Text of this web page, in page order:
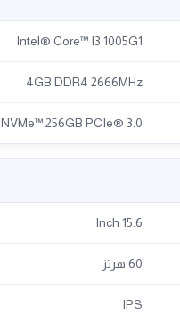
Intel® Core™ I3 1005G1
4GB DDR4 2666MHz
NVMe™ 256GB PCIe® 3.0
15.6 Inch
60 هرتز
IPS